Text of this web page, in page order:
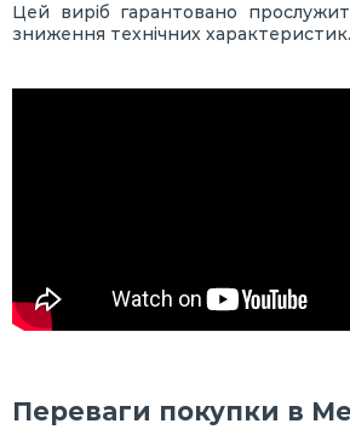
Цей виріб гарантовано
зниження технічних характеристик.
Переваги покупки в